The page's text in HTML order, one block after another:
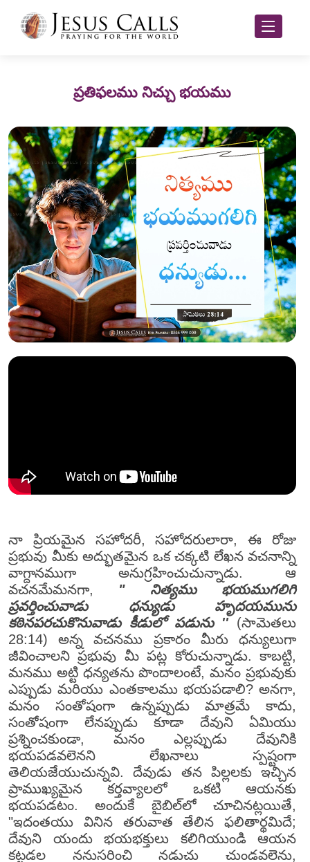
ప్రతిఫలము నిచ్చు భయము
నా ప్రియమైన సహోదరీ, సహోదరులారా, ఈ రోజు
ప్రభువు మీకు అద్భుతమైన ఒక చక్కటి లేఖన వచనాన్ని
వాగ్దానముగా అనుగ్రహించుచున్నాడు. ఆ
వచనమేమనగా, " నిత్యము భయముగలిగి
ప్రవర్తించువాడు ధన్యుడు హృదయమును
కఠినపరచుకొనువాడు కీడులో పడును ''(సామెతలు
28:14) అన్న వచనము ప్రకారం మీరు ధన్యులుగా
జీవించాలని ప్రభువు మీ పట్ల కోరుచున్నాడు. కాబట్టి,
మనము అట్టి ధన్యతను పొందాలంటే, మనం ప్రభువుకు
ఎప్పుడు మరియు ఎంతకాలము భయపడాలి? అనగా,
మనం సంతోషంగా ఉన్నప్పుడు మాత్రమే కాదు,
సంతోషంగా లేనప్పుడు కూడా దేవుని ఏమియు
ప్రశ్నించకుండా, మనం ఎల్లప్పుడు దేవునికి
భయపడవలెనని లేఖనాలు స్పష్టంగా
తెలియజేయుచున్నవి. దేవుడు తన పిల్లలకు ఇచ్చిన
ప్రాముఖ్యమైన కర్తవ్యాలలో ఒకటి ఆయనకు
భయపడటం. అందుకే బైబిల్‌లో చూచినట్లయితే,
"ఇదంతయు వినిన తరువాత తేలిన ఫలితార్థమిదే;
దేవుని యందు భయభక్తులు కలిగియుండి ఆయన
కట్టడల ననుసరించి నడుచు చుండవలెను,